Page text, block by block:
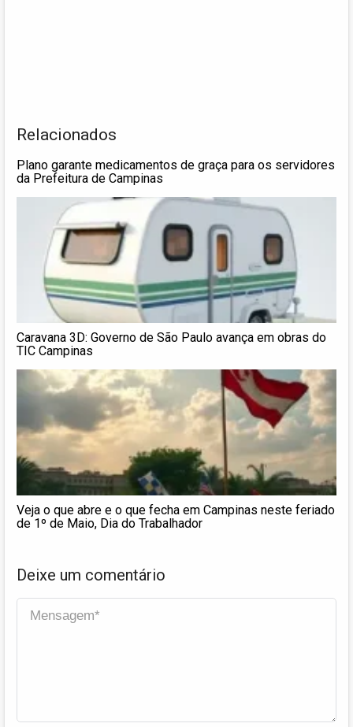
Relacionados
Plano garante medicamentos de graça para os servidores
da Prefeitura de Campinas
Caravana 3D: Governo de São Paulo avança em obras do
TIC Campinas
Veja o que abre e o que fecha em Campinas neste feriado
de 1º de Maio, Dia do Trabalhador
Deixe um comentário